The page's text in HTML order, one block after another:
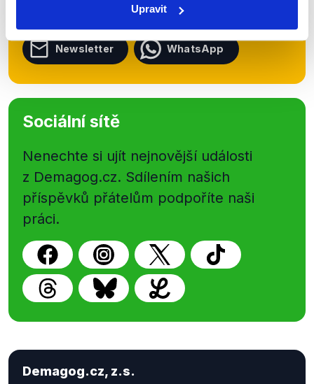
Upravit
nepravdy se zrovna v Česku šíří.
Newsletter WhatsApp
Sociální sítě
Nenechte si ujít nejnovější události
z Demagog.cz. Sdílením našich
příspěvků přátelům podpoříte naši
práci.
Demagog.cz, z.s.